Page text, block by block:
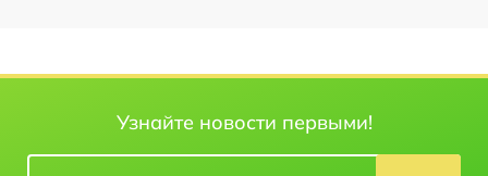
Узнайте новости первыми!